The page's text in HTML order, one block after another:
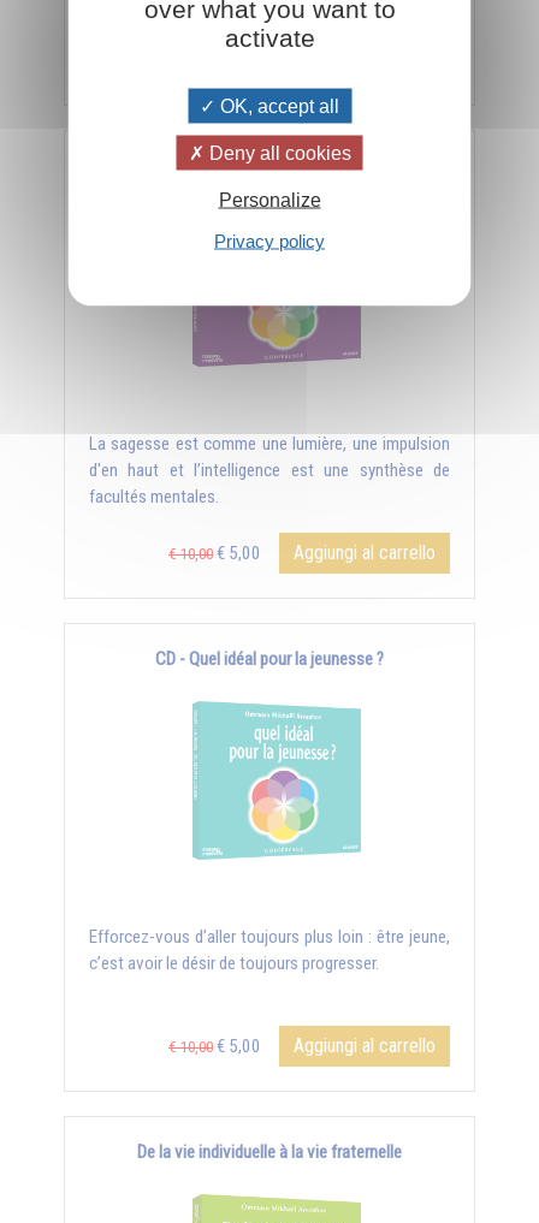
CD - Sagesse et intelligence - Les secrets de la
polarité
La sagesse est comme une lumière, une impulsion
d'en haut et l’intelligence est une synthèse de
facultés mentales.
€ 10,00 € 5,00 Aggiungi al carrello
CD - Quel idéal pour la jeunesse ?
Efforcez-vous d’aller toujours plus loin : être jeune,
c’est avoir le désir de toujours progresser.
€ 10,00 € 5,00 Aggiungi al carrello
De la vie individuelle à la vie fraternelle
over what you want to
activate
OK, accept all
Deny all cookies
Personalize
Privacy policy